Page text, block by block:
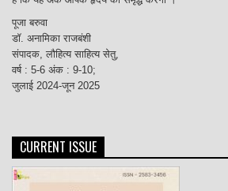
पूजा बरुवा
डॉ. अनामिका राजबंशी
संपादक, लौहित्य साहित्य सेतु,
वर्ष : 5-6 अंक : 9-10;
जुलाई 2024-जून 2025
CURRENT ISSUE